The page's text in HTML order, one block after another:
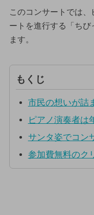
このコンサートでは
ートを進行する「ち
ます。
もくじ
市民の想いが詰
ピアノ演奏者は
サンタ姿でコン
参加費無料のク